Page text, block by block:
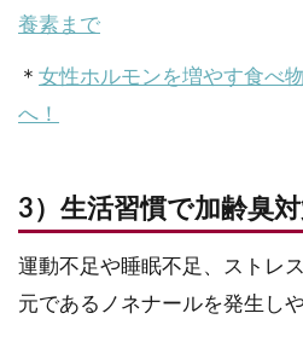
養素まで
＊ 女性ホルモンを増やす食べ
へ！
3）生活習慣で加齢臭
運動不足や睡眠不足、ストレ
元であるノネナールを発生し